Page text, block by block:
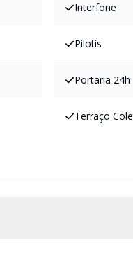
Interfone
Pilotis
Portaria 24h
Terraço